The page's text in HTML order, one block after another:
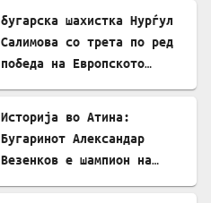
бугарска шахистка Нурѓул
Салимова со трета по ред
победа на Европското
Историја во Атина:
Бугаринот Александар
Везенков е шампион на